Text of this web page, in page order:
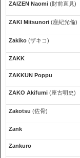
ZAIZEN Naomi (財前直見)
ZAKI Mitsunori (座紀光倫)
Zakiko (ザキコ)
ZAKK
ZAKKUN Poppu
ZAKO Akifumi (座古明史)
Zakotsu (佐骨)
Zank
Zankuro